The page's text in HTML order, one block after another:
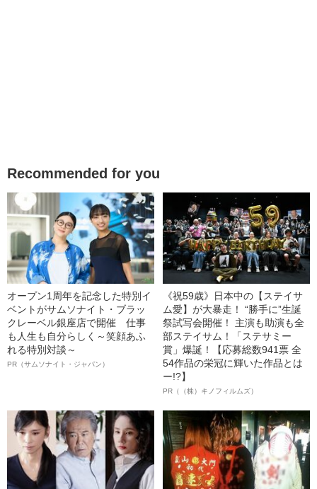
Recommended for you
オープン1周年を記念した特別イ
ベントがサムソナイト・ブラッ
クレーベル銀座店で開催 仕事
も人生も自分らしく～笑顔あふ
れる特別対談～
PR（サムソナイト・ジャパン）
《祝59歳》日本中の【ステイサ
ム愛】が大暴走！ “勝手に”生誕
祭試写会開催！ 主演も助演も全
部ステイサム！「ステサミー
賞」爆誕！【応募総数941票 全
54作品の栄冠に輝いた作品とは
ー!?】
PR（（株）キノフィルムズ）